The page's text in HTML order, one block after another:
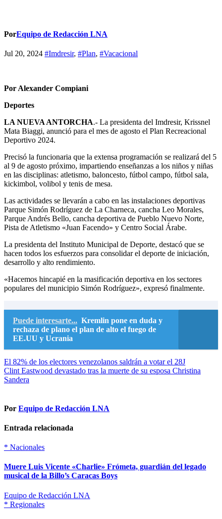
PorEquipo de Redacción LNA
Jul 20, 2024 #Imdresir, #Plan, #Vacacional
Por Alexander Compiani
Deportes
LA NUEVA ANTORCHA.- La presidenta del Imdresir, Krissnel
Mata Biaggi, anunció para el mes de agosto el Plan Recreacional
Deportivo 2024.
Precisó la funcionaria que la extensa programación se realizará del 5
al 9 de agosto próximo, impartiendo enseñanzas a los niños y niñas
en las disciplinas: atletismo, baloncesto, fútbol campo, fútbol sala,
kickimbol, volibol y tenis de mesa.
Las actividades se llevarán a cabo en las instalaciones deportivas
Parque Simón Rodríguez de La Charneca, cancha Leo Morales,
Parque Andrés Bello, cancha deportiva de Pueblo Nuevo Norte,
Pista de Atletismo «Juan Facendo» y Centro Social Árabe.
La presidenta del Instituto Municipal de Deporte, destacó que se
hacen todos los esfuerzos para consolidar el deporte de iniciación,
desarrollo y alto rendimiento.
«Hacemos hincapié en la masificación deportiva en los sectores
populares del municipio Simón Rodríguez», expresó finalmente.
Puede interesarte... Kremlin pone en duda y
rechaza de plano el plan de alto el fuego de
EE.UU y Ucrania
Navegación
de
El 82% de los electores venezolanos saldrán a votar el 28J
Clint Eastwood devastado tras la muerte de su esposa Christina
Sandera
Por Equipo de Redacción LNA
Entrada relacionada
* Nacionales
Muere Luis Vicente «Charlie» Frómeta, guardián del legado
musical de la Billo’s Caracas Boys
Equipo de Redacción LNA
* Regionales